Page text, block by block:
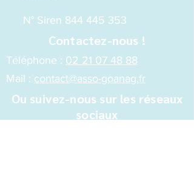
N° Siren 844 445 353
Contactez-nous !
Téléphone : 02 21 07 48 88
Mail : contact@asso-goanag.fr
Ou suivez-nous sur les réseaux
sociaux